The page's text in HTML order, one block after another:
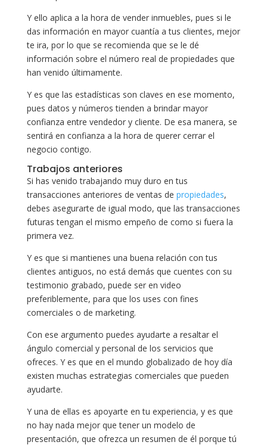
Y ello aplica a la hora de vender inmuebles, pues si le
das información en mayor cuantía a tus clientes, mejor
te ira, por lo que se recomienda que se le dé
información sobre el número real de propiedades que
han venido últimamente.
Y es que las estadísticas son claves en ese momento,
pues datos y números tienden a brindar mayor
confianza entre vendedor y cliente. De esa manera, se
sentirá en confianza a la hora de querer cerrar el
negocio contigo.
Trabajos anteriores
Si has venido trabajando muy duro en tus
transacciones anteriores de ventas de propiedades,
debes asegurarte de igual modo, que las transacciones
futuras tengan el mismo empeño de como si fuera la
primera vez.
Y es que si mantienes una buena relación con tus
clientes antiguos, no está demás que cuentes con su
testimonio grabado, puede ser en video
preferiblemente, para que los uses con fines
comerciales o de marketing.
Con ese argumento puedes ayudarte a resaltar el
ángulo comercial y personal de los servicios que
ofreces. Y es que en el mundo globalizado de hoy día
existen muchas estrategias comerciales que pueden
ayudarte.
Y una de ellas es apoyarte en tu experiencia, y es que
no hay nada mejor que tener un modelo de
presentación, que ofrezca un resumen de él porque tú